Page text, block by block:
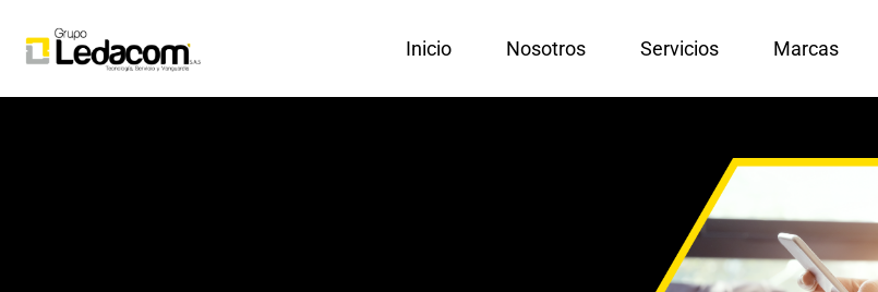
Inicio Nosotros Servicios Marcas